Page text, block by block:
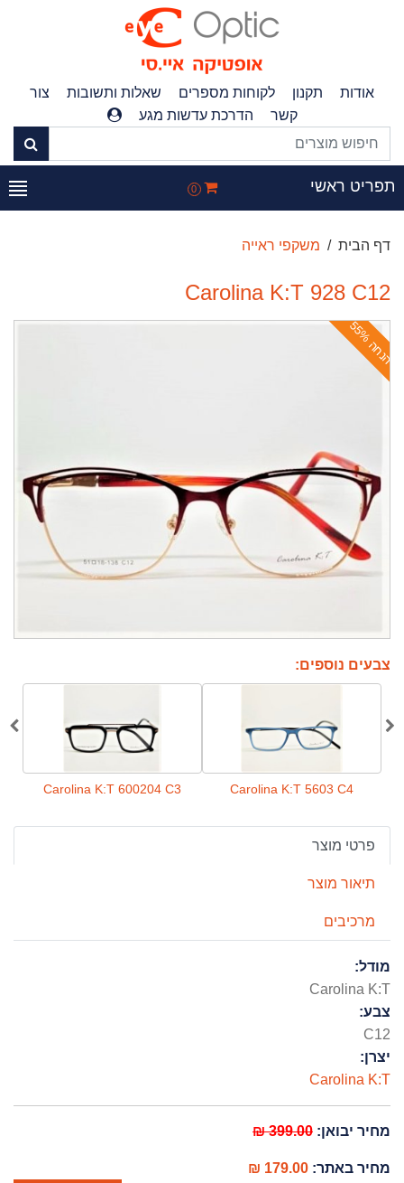
אודות תקנון לקוחות מספרים שאלות ותשובות
צור
קשר
הדרכת עדשות מגע
ראשי 0
דף הבית משקפי ראייה
Carolina K:T 928 C12
ה
נ
ח
ה
5
5
צבעים נוספים:
Carolina K:T 5603 C4
Carolina K:T 600204 C3
פרטי מוצר
תיאור מוצר
מרכיבים
מודל:
Carolina K:T
צבע:
C12
יצרן:
Carolina K:T
מחיר יבואן:399.00 ₪
מחיר באתר:179.00 ₪